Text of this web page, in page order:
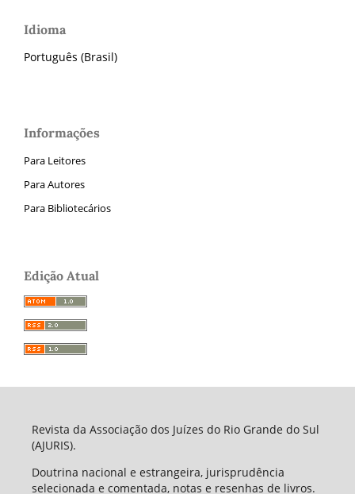
Idioma
Português (Brasil)
Informações
Para Leitores
Para Autores
Para Bibliotecários
Edição Atual
Revista da Associação dos Juízes do Rio Grande do Sul
(AJURIS).
Doutrina nacional e estrangeira, jurisprudência
selecionada e comentada, notas e resenhas de livros.